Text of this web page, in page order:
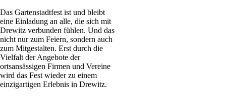
Das Gartenstadtfest ist und bleibt
eine Einladung an alle, die sich mit
Drewitz verbunden fühlen. Und das
nicht nur zum Feiern, sondern auch
zum Mitgestalten. Erst durch die
Vielfalt der Angebote der
ortsansässigen Firmen und Vereine
wird das Fest wieder zu einem
einzigartigen Erlebnis in Drewitz.